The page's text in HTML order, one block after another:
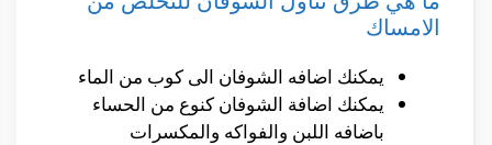
الامساك
يمكنك اضافه الشوفان الى كوب من الماء
يمكنك اضافة الشوفان كنوع من الحساء
باضافه اللبن والفواكه والمكسرات